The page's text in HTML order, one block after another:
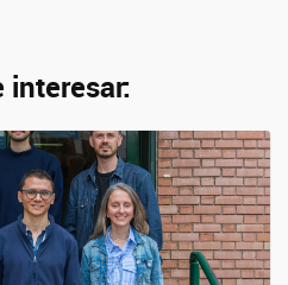
interesar: